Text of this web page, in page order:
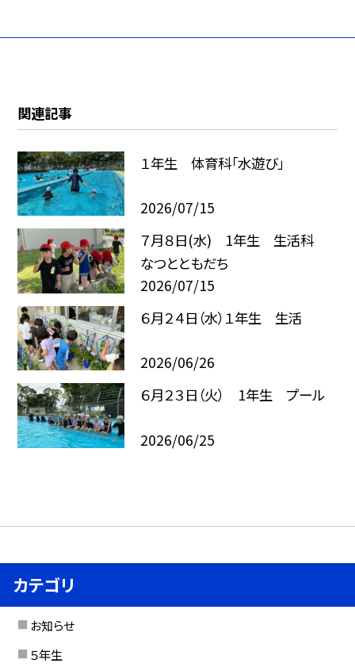
関連記事
１年生 体育科「水遊び」
2026/07/15
７月８日(水) 1年生 生活科
なつとともだち
2026/07/15
６月２４日（水）１年生 生活
2026/06/26
６月２３日（火） 1年生 プール
2026/06/25
カテゴリ
お知らせ
５年生